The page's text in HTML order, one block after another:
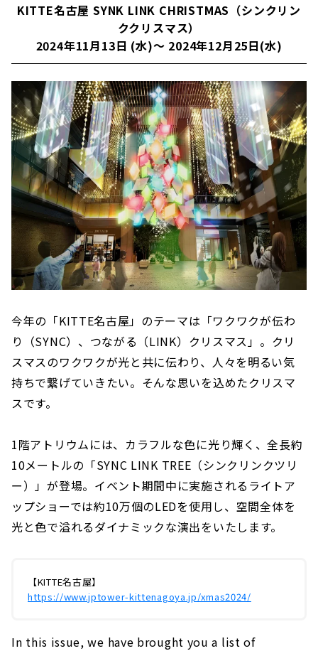
KITTE名古屋 SYNK LINK CHRISTMAS（シンクリン
ククリスマス）
2024年11月13日 (水)～ 2024年12月25日(水)
今年の「KITTE名古屋」のテーマは「ワクワクが伝わ
り（SYNC）、つながる（LINK）クリスマス」。クリ
スマスのワクワクが光と共に伝わり、人々を明るい気
持ちで繋げていきたい。そんな思いを込めたクリスマ
スです。
1階アトリウムには、カラフルな色に光り輝く、全長約
10メートルの「SYNC LINK TREE（シンクリンクツリ
ー）」が登場。イベント期間中に実施されるライトア
ップショーでは約10万個のLEDを使用し、空間全体を
光と色で溢れるダイナミックな演出をいたします。
【KITTE名古屋】
https://www.jptower-kittenagoya.jp/xmas2024/
In this issue, we have brought you a list of